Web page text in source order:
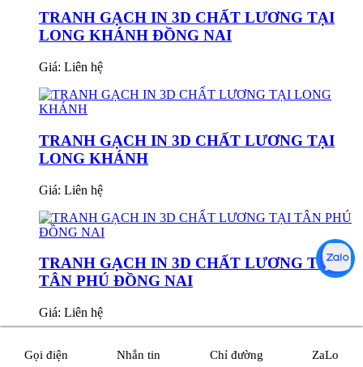
TRANH GẠCH IN 3D CHẤT LƯƠNG TẠI
LONG KHÁNH ĐỒNG NAI
Giá: Liên hệ
TRANH GẠCH IN 3D CHẤT LƯƠNG TẠI
LONG KHÁNH
Giá: Liên hệ
TRANH GẠCH IN 3D CHẤT LƯƠNG TẠI
TÂN PHÚ ĐỒNG NAI
Giá: Liên hệ
Gọi điện Nhắn tin Chỉ đường ZaLo